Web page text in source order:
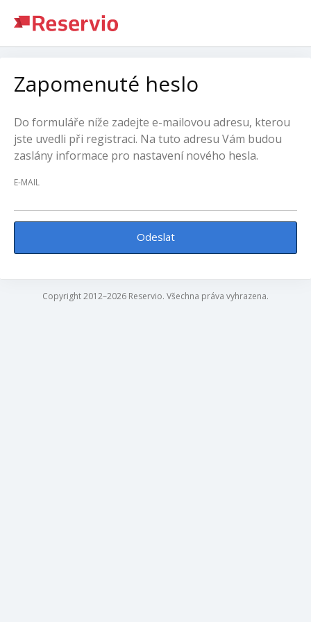
Zapomenuté heslo
Do formuláře níže zadejte e-mailovou adresu, kterou
jste uvedli při registraci. Na tuto adresu Vám budou
zaslány informace pro nastavení nového hesla.
E-MAIL
Odeslat
Copyright 2012–2026 Reservio. Všechna práva vyhrazena.